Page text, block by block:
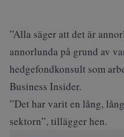
”Alla säger att det är
annorlunda på grund av
hedgefondkonsult som
Business Insider.
”Det har varit en lång,
sektorn”, tillägger hen.